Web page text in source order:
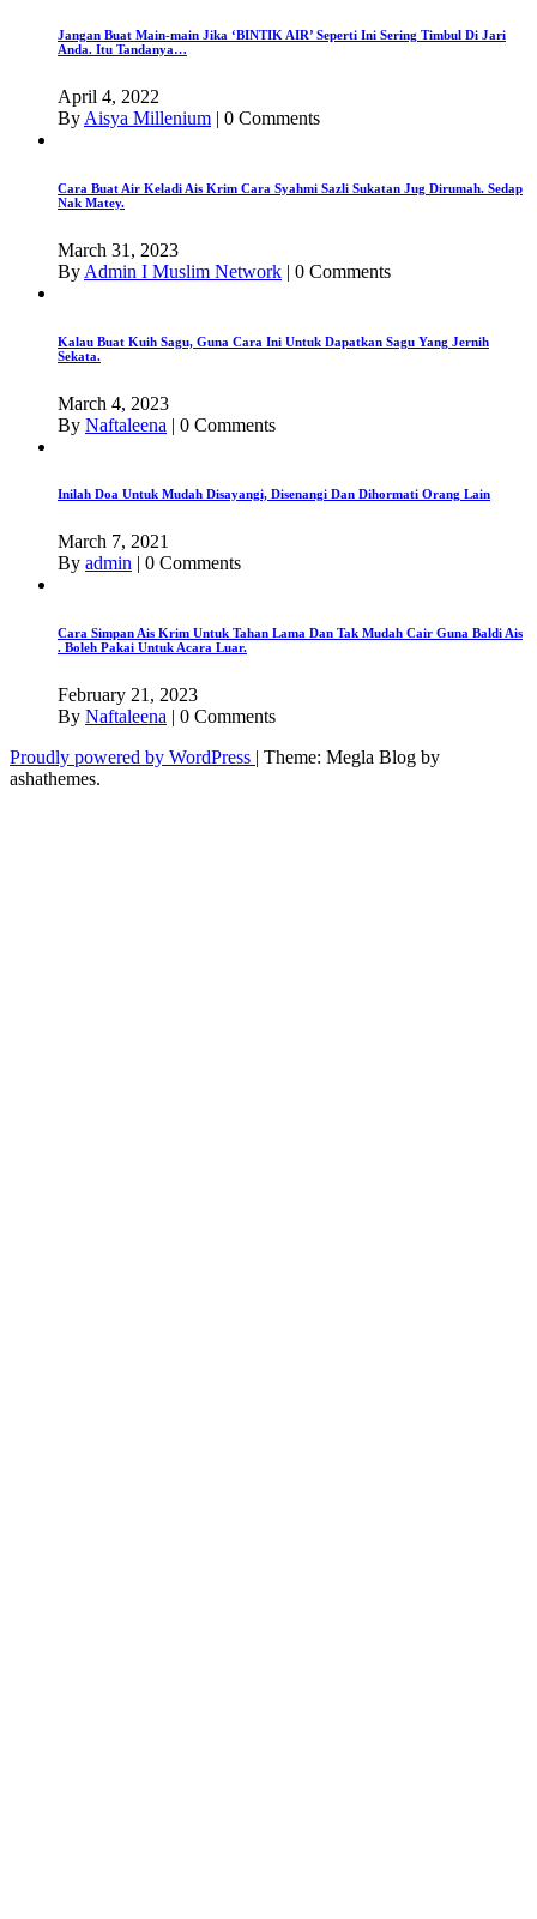
Jangan Buat Main-main Jika ‘BINTIK AIR’ Seperti Ini Sering Timbul Di Jari
Anda. Itu Tandanya…
April 4, 2022
By Aisya Millenium | 0 Comments
Cara Buat Air Keladi Ais Krim Cara Syahmi Sazli Sukatan Jug Dirumah. Sedap
Nak Matey.
March 31, 2023
By Admin I Muslim Network | 0 Comments
Kalau Buat Kuih Sagu, Guna Cara Ini Untuk Dapatkan Sagu Yang Jernih
Sekata.
March 4, 2023
By Naftaleena | 0 Comments
Inilah Doa Untuk Mudah Disayangi, Disenangi Dan Dihormati Orang Lain
March 7, 2021
By admin | 0 Comments
Cara Simpan Ais Krim Untuk Tahan Lama Dan Tak Mudah Cair Guna Baldi Ais
. Boleh Pakai Untuk Acara Luar.
February 21, 2023
By Naftaleena | 0 Comments
Proudly powered by WordPress | Theme: Megla Blog by
ashathemes.